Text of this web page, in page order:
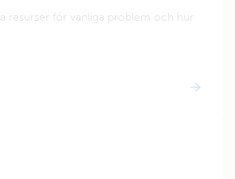
resurser för vanliga problem och hur